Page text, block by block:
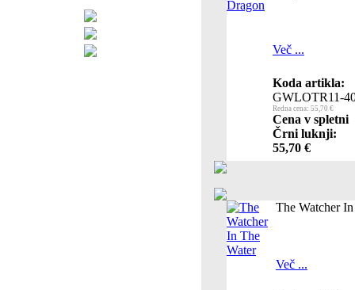
Več ...
Koda artikla:
GWLOTR11-
Redna cena: 55,70 €
Cena v spletni
Črni luknji:
55,70 €
The Watcher
Več ...